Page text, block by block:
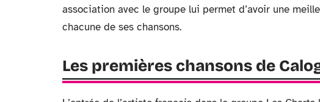
association avec le groupe lui permet d’avoir une
chacune de ses chansons.
Les premières chansons de